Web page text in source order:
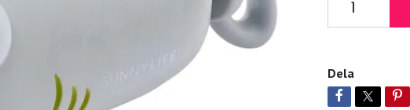
Dela